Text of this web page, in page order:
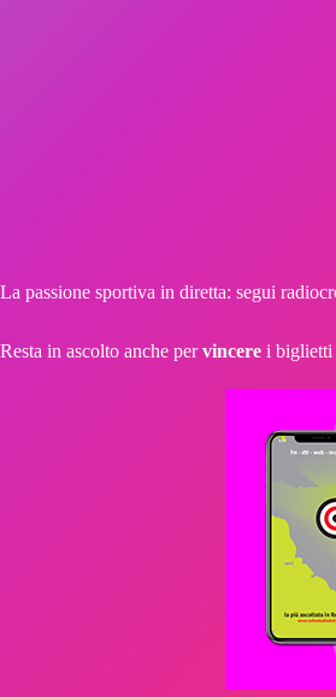
La passione sportiva in diretta: segui
Resta in ascolto anche pervincere i biglietti